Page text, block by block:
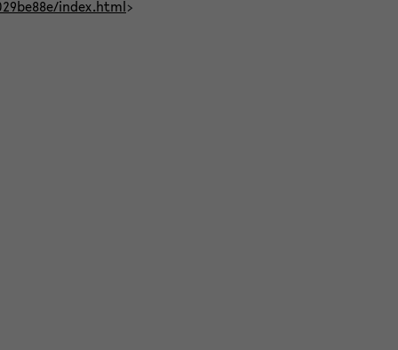
index.html>